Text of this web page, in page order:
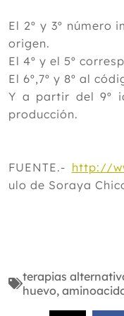
El 2º y 3º número
origen.
El 4º y el 5º
El 6º,7º y 8º al
Y a partir del 9º
producción.
FUENTE.- http://
ulo de Soraya
terapias
huevo,